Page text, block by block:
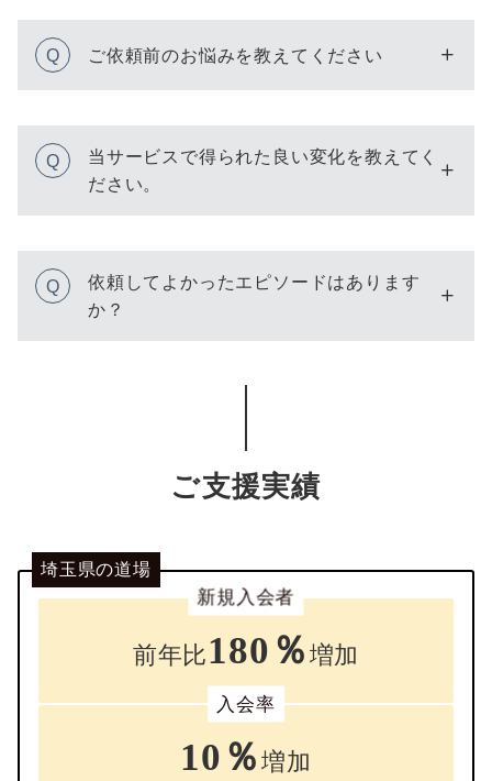
Q ご依頼前のお悩みを教えてください
Q
当サービスで得られた良い変化を教えてく
ださい。
Q
依頼してよかったエピソードはあります
か？
ご支援実績
埼玉県の道場
新規入会者
前年比180％ 増加
入会率
10％ 増加